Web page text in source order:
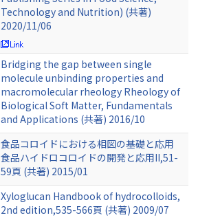
Technology and Nutrition) (共著)
2020/11/06
Bridging the gap between single
molecule unbinding properties and
macromolecular rheology Rheology of
Biological Soft Matter, Fundamentals
and Applications (共著) 2016/10
食品コロイドにおける相図の基礎と応用
食品ハイドロコロイドの開発と応用II,51-
59頁 (共著) 2015/01
Xyloglucan Handbook of hydrocolloids,
2nd edition,535-566頁 (共著) 2009/07